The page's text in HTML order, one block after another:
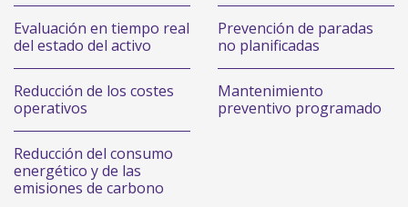
Evaluación en tiempo real
del estado del activo
Prevención de paradas
no planificadas
Reducción de los costes
operativos
Mantenimiento
preventivo programado
Reducción del consumo
energético y de las
emisiones de carbono